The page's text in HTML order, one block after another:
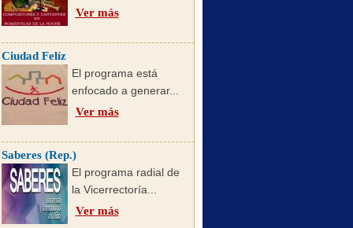
Ver más
Ciudad Felíz
El programa está
enfocado a generar...
Ver más
Saberes (Rep.)
El programa radial de
la Vicerrectoría...
Ver más